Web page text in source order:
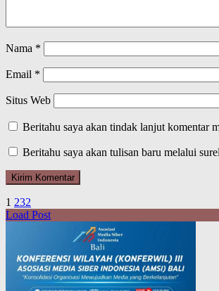
Nama *
Email *
Situs Web
Beritahu saya akan tindak lanjut komentar
Beritahu saya akan tulisan baru melalui
1 232
Load Post